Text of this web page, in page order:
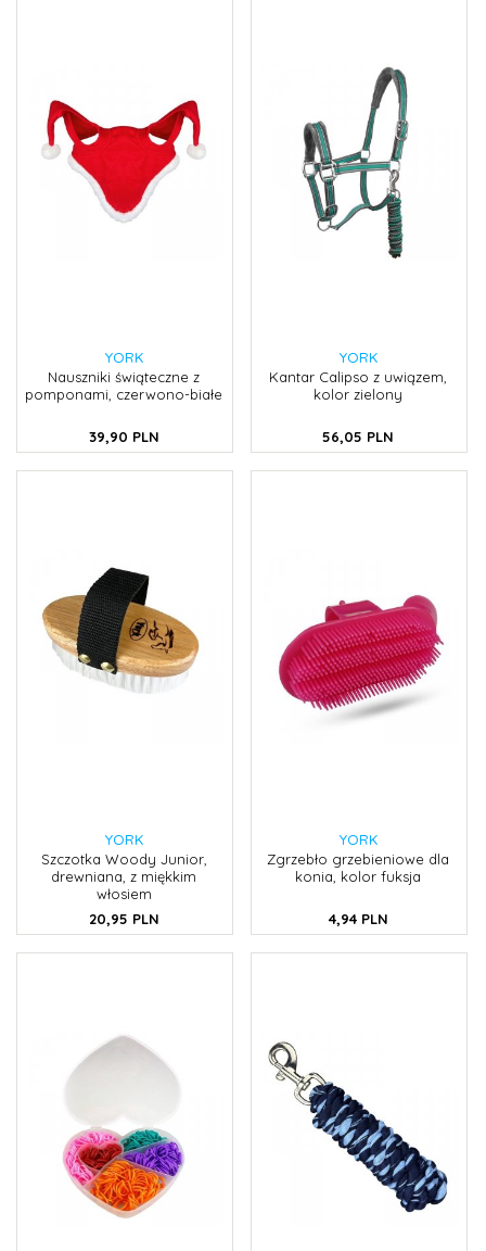
YORK
Nauszniki świąteczne z
pomponami, czerwono-białe
39,90 PLN
YORK
Kantar Calipso z uwiązem,
kolor zielony
56,05 PLN
YORK
Szczotka Woody Junior,
drewniana, z miękkim
włosiem
20,95 PLN
YORK
Zgrzebło grzebieniowe dla
konia, kolor fuksja
4,94 PLN